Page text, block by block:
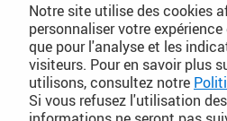
Catalogues
Conditions Générales de
Notre site utilise des cookies
personnaliser votre
que pour l'analyse et les
visiteurs. Pour en savoir plus
utilisons, consultez notre
Si vous refusez l'utilisation